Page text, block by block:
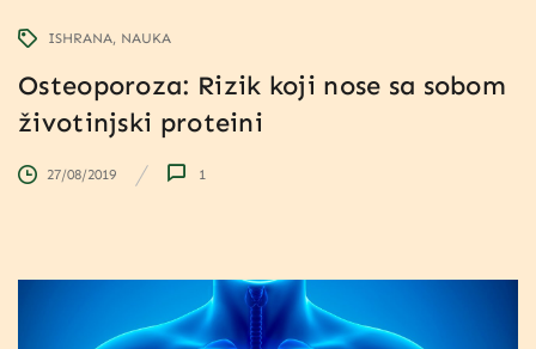
ISHRANA NAUKA
Osteoporoza: Rizik koji nose sa sobom
životinjski proteini
27/08/2019 1